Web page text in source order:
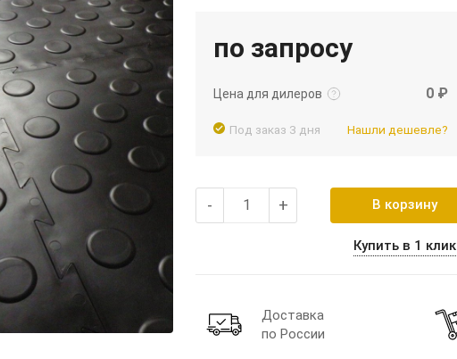
по запросу
Цена для дилеров
Подробнее
0 ₽
Под заказ 3 дня Нашли дешевле?
- + В корзину
Купить в 1 клик
Доставка
по России